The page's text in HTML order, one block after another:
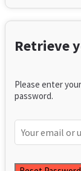
Retrieve
Please enter
password.